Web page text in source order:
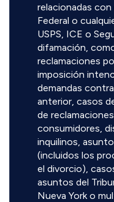
responsabilidad
relacionadas
Federal o
USPS, ICE o
difamación,
reclamaciones
imposición
demandas
anterior, casos
de
consumidores,
inquilinos,
(incluidos los
el divorcio),
asuntos del
Nueva York o